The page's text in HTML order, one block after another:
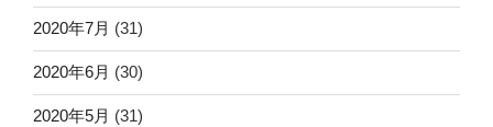
2020年7月 (31)
2020年6月 (30)
2020年5月 (31)